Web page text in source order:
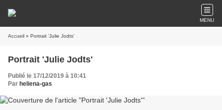
MENU
Accueil » Portrait 'Julie Jodts'
Portrait 'Julie Jodts'
Publié le 17/12/2019 à 10:41
Par heliena-gas